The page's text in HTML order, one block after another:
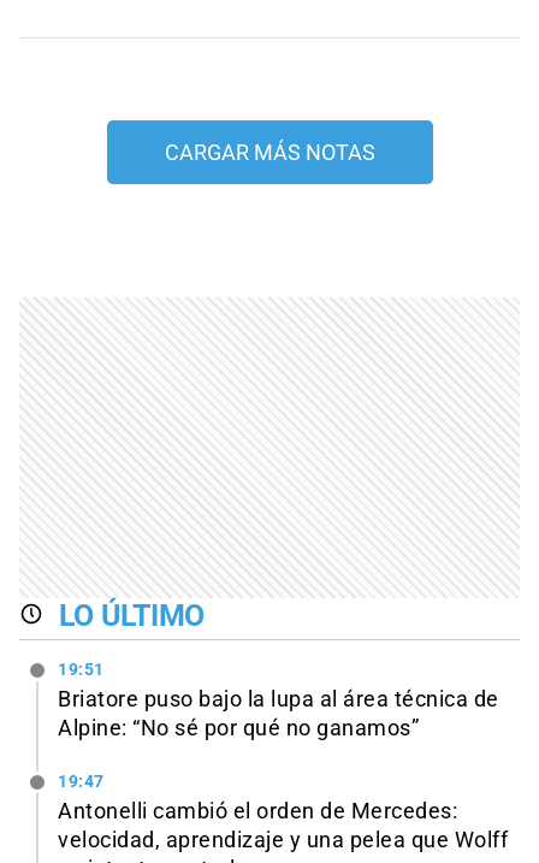
CARGAR MÁS NOTAS
LO ÚLTIMO
19:51
Briatore puso bajo la lupa al área técnica de
Alpine: “No sé por qué no ganamos”
19:47
Antonelli cambió el orden de Mercedes:
velocidad, aprendizaje y una pelea que Wolff